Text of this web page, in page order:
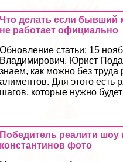
Что делать если бывший
не работает официально
Обновление статьи: 15
Владимирович. Юрист
знаем, как можно без
алиментов. Для этого есть
шагов, которые нужно
Победитель реалити шоу
константинов фото